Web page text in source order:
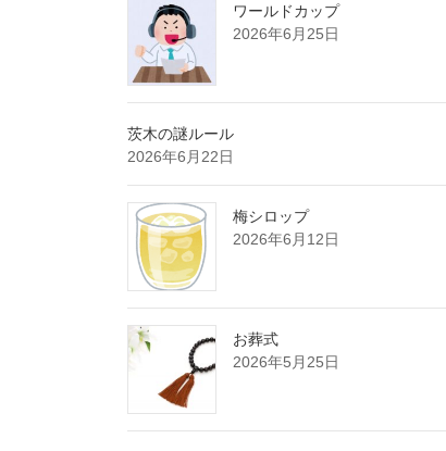
ワールドカップ
2026年6月25日
茨木の謎ルール
2026年6月22日
梅シロップ
2026年6月12日
お葬式
2026年5月25日